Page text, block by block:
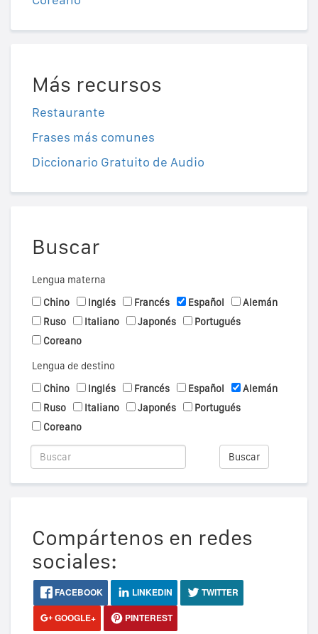
Más recursos
Restaurante
Frases más comunes
Diccionario Gratuito de Audio
Buscar
Lengua materna
Chino
Inglés Francés Español
Alemán
Ruso
Italiano Japonés
Portugués
Coreano
Lengua de destino
Chino
Inglés Francés Español
Alemán
Ruso
Italiano Japonés
Portugués
Coreano
Buscar
Compártenos en redes
sociales:
FACEBOOK LINKEDIN
TWITTER
GOOGLE+
PINTEREST